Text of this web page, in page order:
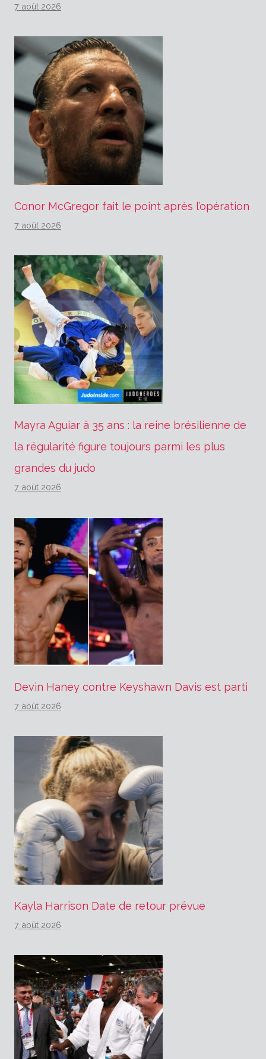
7 août 2026
Conor McGregor fait le point après l’opération
7 août 2026
Mayra Aguiar à 35 ans : la reine brésilienne de
la régularité figure toujours parmi les plus
grandes du judo
7 août 2026
Devin Haney contre Keyshawn Davis est parti
7 août 2026
Kayla Harrison Date de retour prévue
7 août 2026